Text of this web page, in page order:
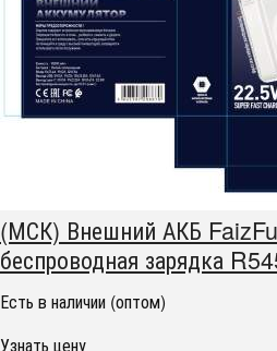
(МСК) Внешний АКБ
беспроводная зарядка
Есть в наличии (оптом)
Узнать цену